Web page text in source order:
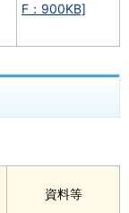
F：900KB]
資料等